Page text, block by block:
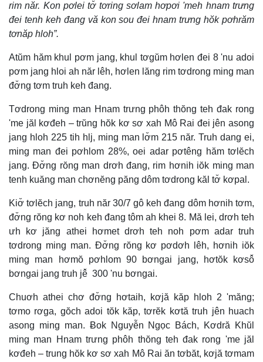
rim năr. Kon pơlei tơ̆ tơring sơlam hơpơi 'meh hnam trưng
đei tenh keh đang vă kon sou đei hnam trưng hŏk pơhrăm
tơnăp hloh”.
Atŭm hăm khul pơm jang, khul tơgŭm hơlen đei 8 'nu adoi
pơm jang hloi ah năr lêh, hơlen lăng rim tơdrong ming man
đơ̆ng tơm truh keh đang.
Tơdrong ming man Hnam trưng phôh thŏng teh đak rong
'me jăl kơđeh – trŭng hŏk kơ sơ xah Mô Rai đei jên asong
jang hloh 225 tih hlj, ming man lơ̆m 215 năr. Truh dang ei,
ming man đei pơhlom 28%, oei adar pơtêng hăm tơlĕch
jang. Đơ̆ng rŏng man drơh đang, rim hơnih iŏk ming man
tenh kuăng man chơnĕng păng dôm tơdrong kăl tơ̆ kơpal.
Kiơ̆ tơlĕch jang, truh năr 30/7 gô keh đang dôm hơnih tơm,
đơ̆ng rŏng kơ noh keh đang tôm ah khei 8. Mă lei, drơh teh
ưh kơ jăng athei hơmet drơh teh noh pơm adar truh
tơdrong ming man. Đơ̆ng rŏng kơ pơdơh lêh, hơnih iŏk
ming man hơmŏ pơhlom 90 bơngai jang, hơtŏk kơsô̆
bơngai jang truh jê̆ 300 'nu bơngai.
Chuơh athei chơ đơ̆ng hơtaih, kơjă kăp hloh 2 'măng;
tơmo rơga, gŏch adoi tŏk kăp, tơrĕk kơtă truh jên huach
asong ming man. Ƀok Nguyễn Ngọc Bách, Kơdră Khŭl
ming man Hnam trưng phôh thŏng teh đak rong 'me jăl
kơđeh – trung hŏk kơ sơ xah Mô Rai ăn tơbăt, kơjă tơmam